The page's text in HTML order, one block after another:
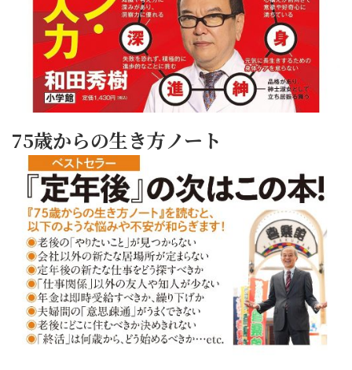
75歳からの生き方ノート